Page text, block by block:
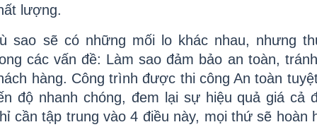
lượng.
sao sẽ có những mối lo khác nhau, nhưng
các vấn đề: Làm sao đảm bảo an toàn,
hàng. Công trình được thi công An toàn
độ nhanh chóng, đem lại sự hiệu quả giá cả
cần tập trung vào 4 điều này, mọi thứ sẽ hoàn